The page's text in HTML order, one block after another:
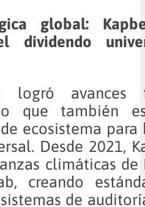
global:
dividendo
logró avances
que también
ecosistema para
Desde 2021,
climáticas
creando
de